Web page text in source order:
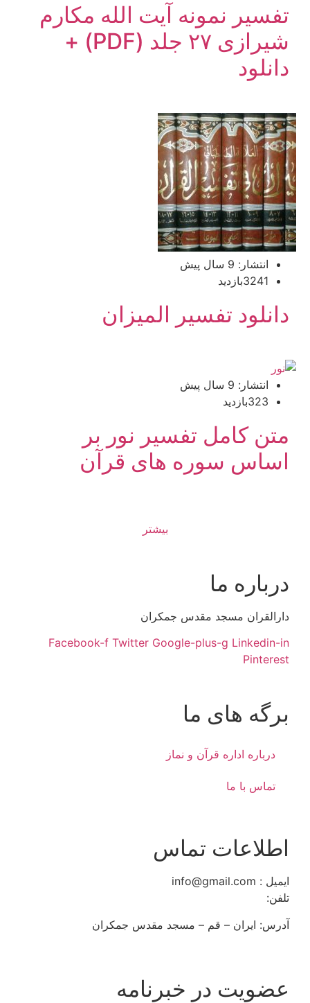
تفسیر نمونه آیت الله مکارم
شیرازی ۲۷ جلد (PDF) +
دانلود
انتشار: 9 سال پیش
3241بازدید
دانلود تفسیر المیزان
انتشار: 9 سال پیش
323بازدید
متن کامل تفسیر نور بر
اساس سوره های قرآن
بیشتر
درباره ما
دارالقران مسجد مقدس جمکران
Facebook-f Twitter Google-plus-g Linkedin-in
Pinterest
برگه های ما
درباره اداره قرآن و نماز
تماس با ما
اطلاعات تماس
ایمیل : info@gmail.com
تلفن:
آدرس: ایران – قم – مسجد مقدس جمکران
عضویت در خبرنامه